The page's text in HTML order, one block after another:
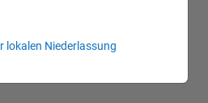
lokalen Niederlassung